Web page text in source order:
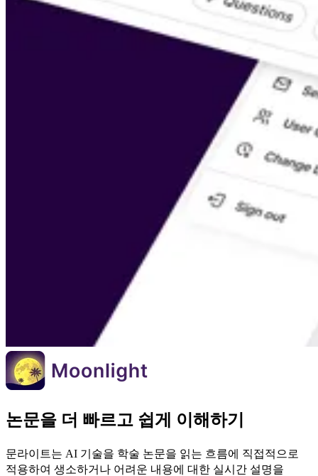
논문을 더 빠르고 쉽게 이해하기
문라이트는 AI 기술을 학술 논문을 읽는 흐름에 직접적으로
적용하여 생소하거나 어려운 내용에 대한 실시간 설명을